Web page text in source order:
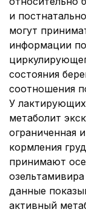
и
могут
информации
состояния
соотношения
У
метаболит
ограниченная
кормления
принимают
данные
активный